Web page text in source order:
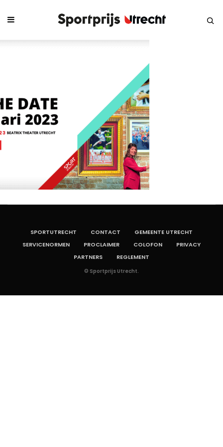
SPORTUTRECHT CONTACT
GEMEENTE UTRECHT
SERVICENORMEN
PROCLAIMER COLOFON
PRIVACY
PARTNERS
REGLEMENT
© Sportprijs Utrecht.